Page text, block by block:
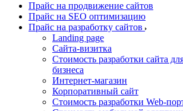
Прайс на продвижение сайтов
Прайс на SEO оптимизацию
Прайс на разработку сайтов
Landing page
Cайта-визитка
Стоимость разработки сайта
бизнеса
Интернет-магазин
Корпоративный сайт
Стоимость разработки Web-